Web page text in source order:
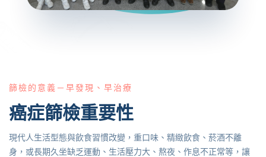
篩檢的意義－早發現、早治療
癌症篩檢重要性
現代人生活型態與飲食習慣改變，重口味、精緻飲食、菸酒不離
身，或長期久坐缺乏運動、生活壓力大、熬夜、作息不正常等，讓